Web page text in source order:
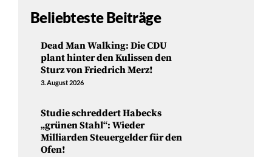
Beliebteste Beiträge
Dead Man Walking: Die CDU
plant hinter den Kulissen den
Sturz von Friedrich Merz!
3. August 2026
Studie schreddert Habecks
„grünen Stahl“: Wieder
Milliarden Steuergelder für den
Ofen!